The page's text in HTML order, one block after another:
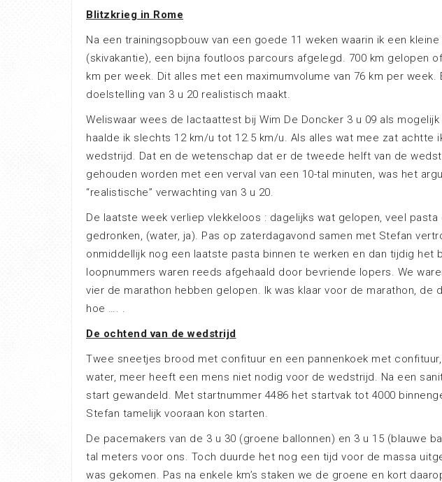
Blitzkrieg in Rome
Na een trainingsopbouw van een goede 11 weken waarin ik een
(skivakantie), een bijna foutloos parcours afgelegd. 700 km gelopen
km per week. Dit alles met een maximumvolume van 76 km per week.
doelstelling van 3 u 20 realistisch maakt.
Weliswaar wees de lactaattest bij Wim De Doncker 3 u 09 als
haalde ik slechts 12 km/u tot 12.5 km/u. Als alles wat mee zat achtte
wedstrijd. Dat en de wetenschap dat er de tweede helft van de
gehouden worden met een verval van een 10-tal minuten, was het
“realistische” verwachting van 3 u 20.
De laatste week verliep vlekkeloos : dagelijks wat gelopen, veel
gedronken, (water, ja). Pas op zaterdagavond samen met Stefan
onmiddellijk nog een laatste pasta binnen te werken en dan tijdig het
loopnummers waren reeds afgehaald door bevriende lopers. We
vier de marathon hebben gelopen. Ik was klaar voor de marathon, de
hoe …. .
De ochtend van de wedstrijd
Twee sneetjes brood met confituur en een pannenkoek met
water, meer heeft een mens niet nodig voor de wedstrijd. Na een
start gewandeld. Met startnummer 4486 het startvak tot 4000
Stefan tamelijk vooraan kon starten.
De pacemakers van de 3 u 30 (groene ballonnen) en 3 u 15 (blauwe
tal meters voor ons. Toch duurde het nog een tijd voor de massa
was gekomen. Pas na enkele km’s staken we de groene en kort